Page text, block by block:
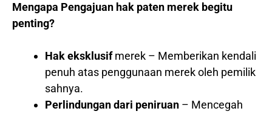
Mengapa Pengajuan hak paten merek begitu
penting?
Hak eksklusifmerek – Memberikan kendali
penuh atas penggunaan merek oleh pemilik
sahnya.
Perlindungan dari peniruan – Mencegah